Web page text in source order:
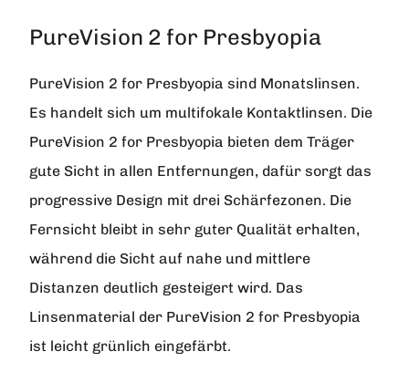
PureVision 2 for Presbyopia
PureVision 2 for Presbyopia sind Monatslinsen.
Es handelt sich um multifokale Kontaktlinsen. Die
PureVision 2 for Presbyopia bieten dem Träger
gute Sicht in allen Entfernungen, dafür sorgt das
progressive Design mit drei Schärfezonen. Die
Fernsicht bleibt in sehr guter Qualität erhalten,
während die Sicht auf nahe und mittlere
Distanzen deutlich gesteigert wird. Das
Linsenmaterial der PureVision 2 for Presbyopia
ist leicht grünlich eingefärbt.